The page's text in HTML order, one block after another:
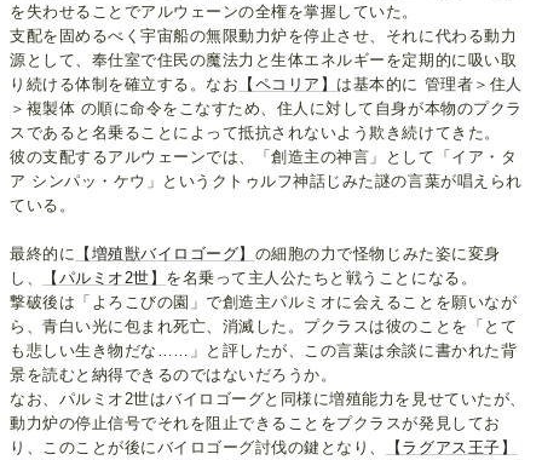
を失わせることでアルウェーンの全権を掌握していた。
支配を固めるべく宇宙船の無限動力炉を停止させ、それに代わる動力
源として、奉仕室で住民の魔法力と生体エネルギーを定期的に吸い取
り続ける体制を確立する。なお 【ペコリア】 は基本的に 管理者＞住人
＞複製体 の順に命令をこなすため、住人に対して自身が本物のプクラ
スであると名乗ることによって抵抗されないよう欺き続けてきた。
彼の支配するアルウェーンでは、「創造主の神言」として「イア・タ
ア シンパッ・ケウ」というクトゥルフ神話じみた謎の言葉が唱えられ
ている。
最終的に 【増殖獣バイロゴーグ】 の細胞の力で怪物じみた姿に変身
し、
【パルミオ2世】 を名乗って主人公たちと戦うことになる。
撃破後は「よろこびの園」で創造主パルミオに会えることを願いなが
ら、青白い光に包まれ死亡、消滅した。プクラスは彼のことを「とて
も悲しい生き物だな……」と評したが、この言葉は余談に書かれた背
景を読むと納得できるのではないだろうか。
なお、パルミオ2世はバイロゴーグと同様に増殖能力を見せていたが、
動力炉の停止信号でそれを阻止できることをプクラスが発見してお
り、このことが後にバイロゴーグ討伐の鍵となり、
【ラグアス王子】